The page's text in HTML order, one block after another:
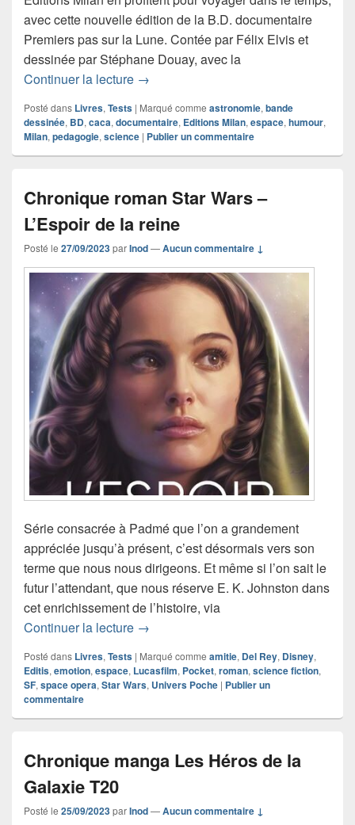
avec cette nouvelle édition de la B.D. documentaire
Premiers pas sur la Lune. Contée par Félix Elvis et
dessinée par Stéphane Douay, avec la
Continuer la lecture Chronique bande dessinée Premiers
→
Posté dans Livres, Tests | Marqué comme astronomie, bande
dessinée, BD, caca, documentaire, Editions Milan, espace, humour,
Milan, pedagogie, science | Publier un commentaire
Chronique roman Star Wars –
L’Espoir de la reine
Posté le 27/09/2023parInod—Aucun commentaire ↓
Série consacrée à Padmé que l’on a grandement
appréciée jusqu’à présent, c’est désormais vers son
terme que nous nous dirigeons. Et même si l’on sait le
futur l’attendant, que nous réserve E. K. Johnston dans
cet enrichissement de l’histoire, via
Continuer la lecture Chronique roman Star Wars –
→
Posté dans Livres, Tests | Marqué comme amitie, Del Rey, Disney,
Editis, emotion, espace, Lucasfilm, Pocket, roman, science fiction,
SF, space opera, Star Wars, Univers Poche | Publier un
commentaire
Chronique manga Les Héros de la
Galaxie T20
Posté le 25/09/2023parInod—Aucun commentaire ↓